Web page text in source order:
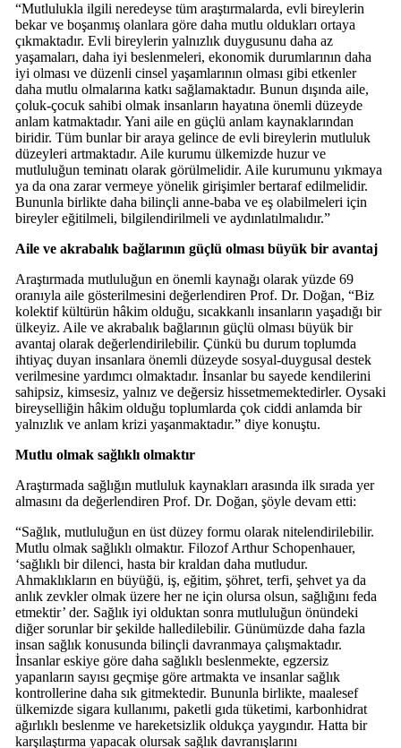
“Mutlulukla ilgili neredeyse tüm araştırmalarda, evli bireylerin
bekar ve boşanmış olanlara göre daha mutlu oldukları ortaya
çıkmaktadır. Evli bireylerin yalnızlık duygusunu daha az
yaşamaları, daha iyi beslenmeleri, ekonomik durumlarının daha
iyi olması ve düzenli cinsel yaşamlarının olması gibi etkenler
daha mutlu olmalarına katkı sağlamaktadır. Bunun dışında aile,
çoluk-çocuk sahibi olmak insanların hayatına önemli düzeyde
anlam katmaktadır. Yani aile en güçlü anlam kaynaklarından
biridir. Tüm bunlar bir araya gelince de evli bireylerin mutluluk
düzeyleri artmaktadır. Aile kurumu ülkemizde huzur ve
mutluluğun teminatı olarak görülmelidir. Aile kurumunu yıkmaya
ya da ona zarar vermeye yönelik girişimler bertaraf edilmelidir.
Bununla birlikte daha bilinçli anne-baba ve eş olabilmeleri için
bireyler eğitilmeli, bilgilendirilmeli ve aydınlatılmalıdır.”
Aile ve akrabalık bağlarının güçlü olması büyük bir avantaj
Araştırmada mutluluğun en önemli kaynağı olarak yüzde 69
oranıyla aile gösterilmesini değerlendiren Prof. Dr. Doğan, “Biz
kolektif kültürün hâkim olduğu, sıcakkanlı insanların yaşadığı bir
ülkeyiz. Aile ve akrabalık bağlarının güçlü olması büyük bir
avantaj olarak değerlendirilebilir. Çünkü bu durum toplumda
ihtiyaç duyan insanlara önemli düzeyde sosyal-duygusal destek
verilmesine yardımcı olmaktadır. İnsanlar bu sayede kendilerini
sahipsiz, kimsesiz, yalnız ve değersiz hissetmemektedirler. Oysaki
bireyselliğin hâkim olduğu toplumlarda çok ciddi anlamda bir
yalnızlık ve anlam krizi yaşanmaktadır.” diye konuştu.
Mutlu olmak sağlıklı olmaktır
Araştırmada sağlığın mutluluk kaynakları arasında ilk sırada yer
almasını da değerlendiren Prof. Dr. Doğan, şöyle devam etti:
“Sağlık, mutluluğun en üst düzey formu olarak nitelendirilebilir.
Mutlu olmak sağlıklı olmaktır. Filozof Arthur Schopenhauer,
‘sağlıklı bir dilenci, hasta bir kraldan daha mutludur.
Ahmaklıkların en büyüğü, iş, eğitim, şöhret, terfi, şehvet ya da
anlık zevkler olmak üzere her ne için olursa olsun, sağlığını feda
etmektir’ der. Sağlık iyi olduktan sonra mutluluğun önündeki
diğer sorunlar bir şekilde halledilebilir. Günümüzde daha fazla
insan sağlık konusunda bilinçli davranmaya çalışmaktadır.
İnsanlar eskiye göre daha sağlıklı beslenmekte, egzersiz
yapanların sayısı geçmişe göre artmakta ve insanlar sağlık
kontrollerine daha sık gitmektedir. Bununla birlikte, maalesef
ülkemizde sigara kullanımı, paketli gıda tüketimi, karbonhidrat
ağırlıklı beslenme ve hareketsizlik oldukça yaygındır. Hatta bir
karşılaştırma yapacak olursak sağlık davranışlarını